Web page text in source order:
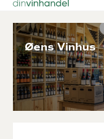
Øens Vinhus